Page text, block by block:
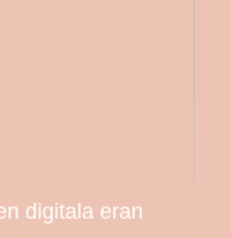
digitala eran